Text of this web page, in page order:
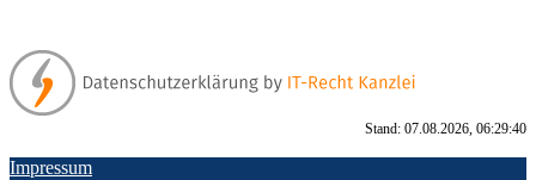
Stand: 07.08.2026, 06:29:40
Impressum